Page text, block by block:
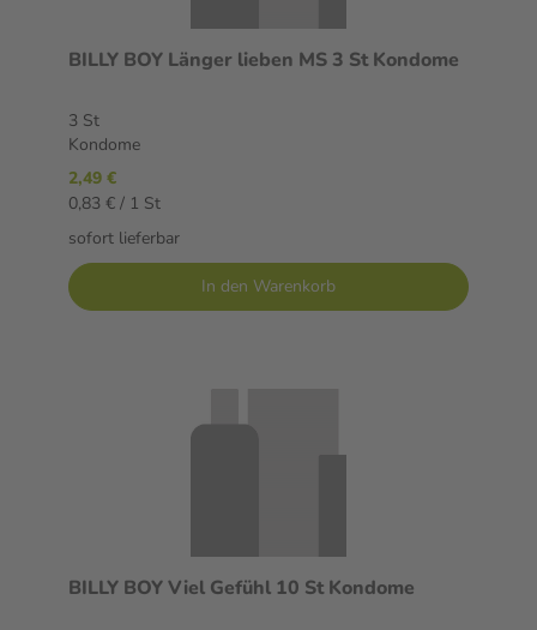
BILLY BOY Länger lieben MS 3 St Kondome
3 St
Kondome
2,49 €
0,83 € / 1 St
sofort lieferbar
In den Warenkorb
BILLY BOY Viel Gefühl 10 St Kondome